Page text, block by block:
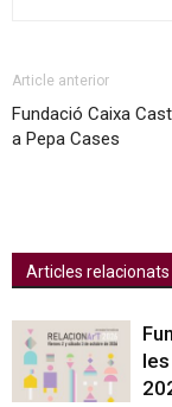
Article anterior
Fundació Caixa
a Pepa Cases
Articles relacionats